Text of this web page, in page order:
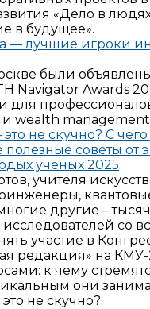
«Дело в
в будущее».
— лучшие игроки
были
Navigator Awards
для
wealth
не скучно? С
советы от
ученых 2025
учителя
другие –
со
участие в
редакция» на
к чему
они
не скучно?